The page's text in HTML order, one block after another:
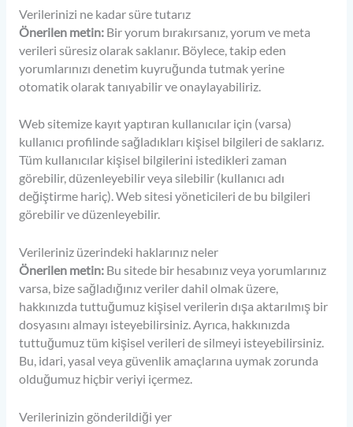
Verilerinizi ne kadar süre tutarız
Önerilen metin: Bir yorum bırakırsanız, yorum ve meta
verileri süresiz olarak saklanır. Böylece, takip eden
yorumlarınızı denetim kuyruğunda tutmak yerine
otomatik olarak tanıyabilir ve onaylayabiliriz.
Web sitemize kayıt yaptıran kullanıcılar için (varsa)
kullanıcı profilinde sağladıkları kişisel bilgileri de saklarız.
Tüm kullanıcılar kişisel bilgilerini istedikleri zaman
görebilir, düzenleyebilir veya silebilir (kullanıcı adı
değiştirme hariç). Web sitesi yöneticileri de bu bilgileri
görebilir ve düzenleyebilir.
Verileriniz üzerindeki haklarınız neler
Önerilen metin: Bu sitede bir hesabınız veya yorumlarınız
varsa, bize sağladığınız veriler dahil olmak üzere,
hakkınızda tuttuğumuz kişisel verilerin dışa aktarılmış bir
dosyasını almayı isteyebilirsiniz. Ayrıca, hakkınızda
tuttuğumuz tüm kişisel verileri de silmeyi isteyebilirsiniz.
Bu, idari, yasal veya güvenlik amaçlarına uymak zorunda
olduğumuz hiçbir veriyi içermez.
Verilerinizin gönderildiği yer